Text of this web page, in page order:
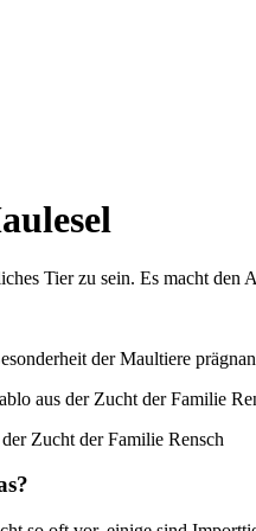
Tier zu sein. Es macht den
der Maultiere
Zucht der Familie Rensch